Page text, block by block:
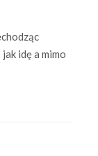
idę a mimo